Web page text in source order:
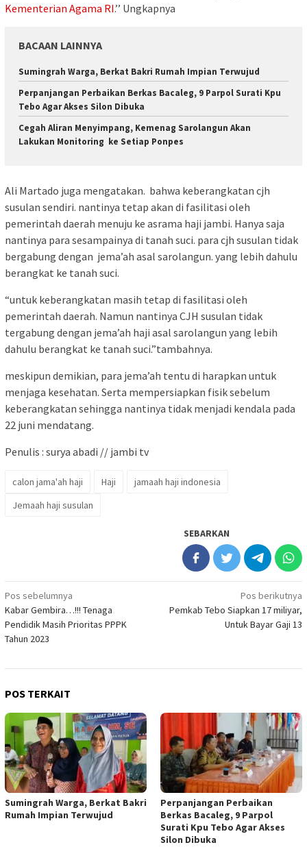
Kementerian Agama RI.’’ Ungkapnya
BACAAN LAINNYA
Sumingrah Warga, Berkat Bakri Rumah Impian Terwujud
Perpanjangan Perbaikan Berkas Bacaleg, 9 Parpol Surati Kpu
Tebo Agar Akses Silon Dibuka
Cegah Aliran Menyimpang, Kemenag Sarolangun Akan
Lakukan Monitoring ke Setiap Ponpes
Ali Martado juga mengatakan. bahwa keberangkatan cjh
susulan sendiri. nantinya tetap akan di fasilitasi oleh
pemerintah daerah menuju ke asrama haji jambi. Hanya saja
nantinya para sesampainya di tanah suci. para cjh susulan tidak
bergabung dengan jema’ah asal sarolangun. yang lebih dahulu
berangkat ke tanah suci.
“untuk keberangkatan masih tetap di fasilitasi oleh
pemerintah daerah. Namun nantinya CJH susulan tidak
tergabung dengan jema’ah haji asal sarolangun yang lebih
dahulu berangkat ke tanah suci.”tambahnya.
meskipun demikian, para jema’ah tentu di harapkan untuk
menjaga kesehatan. Serta mempersiapkan fisik sebelum
keberangkatan sehingga nantinya tidak menjadi kendala pada
22 juni mendatang.
Penulis : surya abadi // jambi tv
calon jama'ah haji Haji
jamaah haji indonesia
Jemaah haji susulan
SEBARKAN
Navigasi
pos
Pos sebelumnya
Kabar Gembira…!!! Tenaga
Pendidik Masih Prioritas PPPK
Tahun 2023
Pos berikutnya
Pemkab Tebo Siapkan 17 miliyar,
Untuk Bayar Gaji 13
POS TERKAIT
Sumingrah Warga, Berkat Bakri
Rumah Impian Terwujud
Perpanjangan Perbaikan
Berkas Bacaleg, 9 Parpol
Surati Kpu Tebo Agar Akses
Silon Dibuka